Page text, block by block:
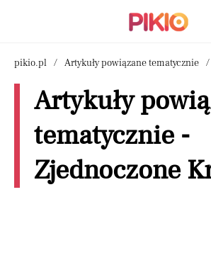
pikio.pl Artykuły powiązane tematycznie
Artykuły
tematycznie -
Zjednoczone